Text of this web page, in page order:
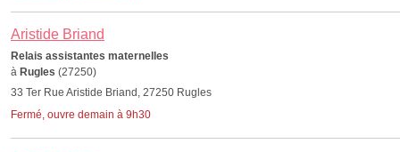
Aristide Briand
Relais assistantes maternelles
à Rugles (27250)
33 Ter Rue Aristide Briand, 27250 Rugles
Fermé, ouvre demain à 9h30